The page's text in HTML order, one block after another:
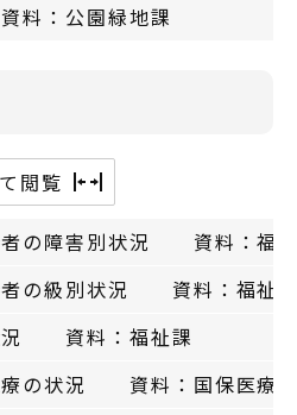
：公園緑地課
閲覧
者の障害別状況 資料：福
者の級別状況 資料：福祉
況 資料：福祉課
療の状況 資料：国保医療